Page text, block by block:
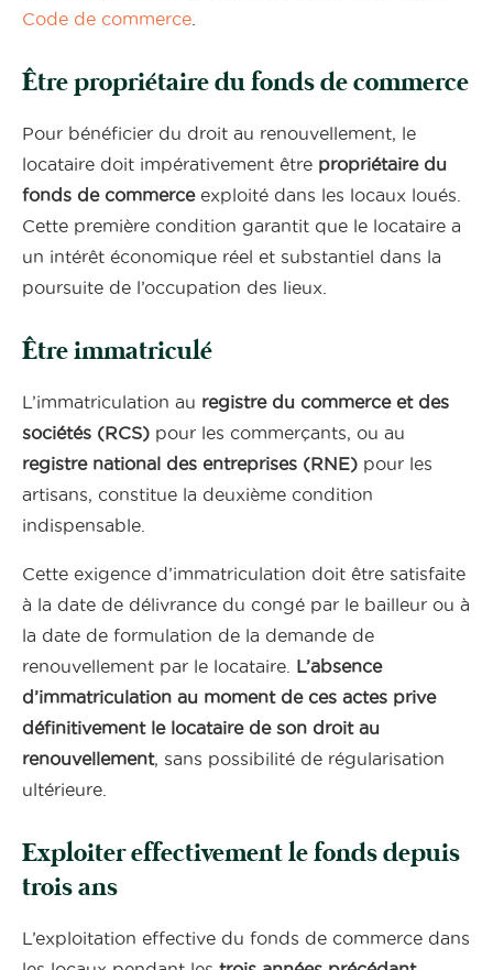
Code de commerce
Être propriétaire du fonds de commerce
Pour bénéficier du droit au renouvellement, le
locataire doit impérativement être propriétaire du
fonds de commerceexploité dans les locaux loués.
Cette première condition garantit que le locataire a
un intérêt économique réel et substantiel dans la
poursuite de l’occupation des lieux.
Être immatriculé
L’immatriculation au registre du commerce et des
sociétés (RCS) pour les commerçants, ou au
registre national des entreprises (RNE) pour les
artisans, constitue la deuxième condition
indispensable.
Cette exigence d’immatriculation doit être satisfaite
à la date de délivrance du congé par le bailleur ou à
la date de formulation de la demande de
renouvellement par le locataire. L’absence
d’immatriculation au moment de ces actes prive
définitivement le locataire de son droit au
renouvellement, sans possibilité de régularisation
ultérieure.
Exploiter effectivement le fonds depuis
trois ans
L’exploitation effective du fonds de commerce dans